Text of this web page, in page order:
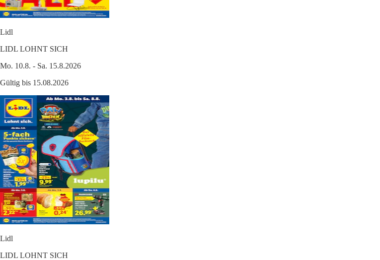
Lidl
LIDL LOHNT SICH
Mo. 10.8. - Sa. 15.8.2026
Gültig bis 15.08.2026
Lidl
LIDL LOHNT SICH